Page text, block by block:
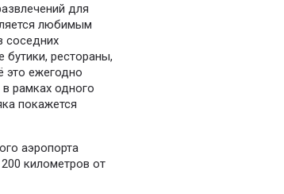
для
любимым
соседних
бутики, рестораны,
это ежегодно
рамках одного
покажется
аэропорта
километров от